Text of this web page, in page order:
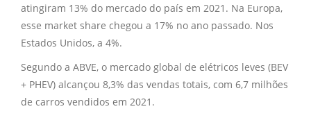
atingiram 13% do mercado do país em 2021. Na Europa,
esse market share chegou a 17% no ano passado. Nos
Estados Unidos, a 4%.
Segundo a ABVE, o mercado global de elétricos leves (BEV
+ PHEV) alcançou 8,3% das vendas totais, com 6,7 milhões
de carros vendidos em 2021.